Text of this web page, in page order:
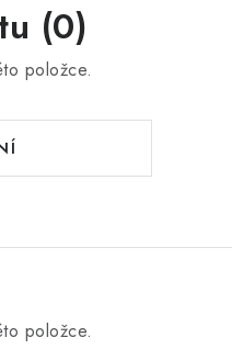
(0)
položce.
položce.